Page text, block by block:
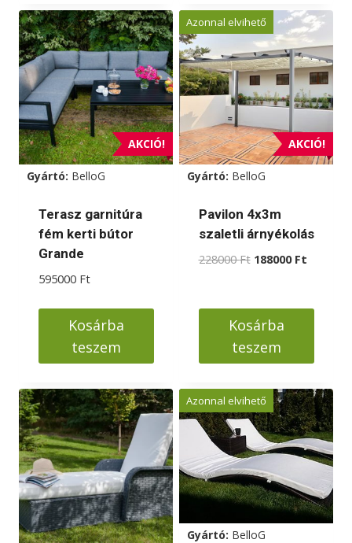
AKCIÓ!
Gyártó: BelloG
Terasz garnitúra
fém kerti bútor
Grande
595000 Ft
Kosárba
teszem
AKCIÓ!
Azonnal elvihető
Gyártó: BelloG
Pavilon 4x3m
szaletli árnyékolás
228000Ft Original
228000 Ft.
188000 FtCurrent
188000
Kosárba
teszem
Azonnal elvihető
Gyártó: BelloG